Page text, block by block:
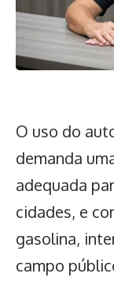
O uso do
demanda
adequada
cidades, e
gasolina,
campo